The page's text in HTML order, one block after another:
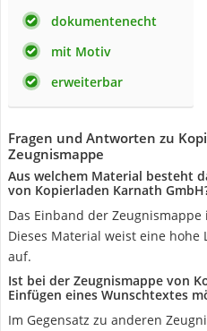
dokumentenecht
mit Motiv
erweiterbar
Fragen und Antworten zu
Zeugnismappe
Aus welchem Material besteht
von Kopierladen Karnath
Das Einband der
Dieses Material weist eine
auf.
Ist bei der Zeugnismappe von
Einfügen eines Wunschtextes
Im Gegensatz zu anderen